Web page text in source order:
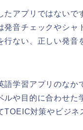
たアプリではないで
発音チェックやシャ
行ない、正しい発音
語学習アプリのなか
ルや目的に合わせた
TOEIC対策やビジネ